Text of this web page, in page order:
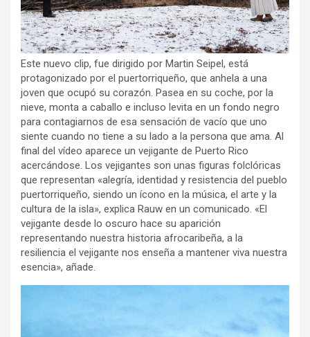
Este nuevo clip, fue dirigido por Martin Seipel, está
protagonizado por el puertorriqueño, que anhela a una
joven que ocupó su corazón. Pasea en su coche, por la
nieve, monta a caballo e incluso levita en un fondo negro
para contagiarnos de esa sensación de vacío que uno
siente cuando no tiene a su lado a la persona que ama. Al
final del vídeo aparece un vejigante de Puerto Rico
acercándose. Los vejigantes son unas figuras folclóricas
que representan «alegría, identidad y resistencia del pueblo
puertorriqueño, siendo un ícono en la música, el arte y la
cultura de la isla», explica Rauw en un comunicado. «El
vejigante desde lo oscuro hace su aparición
representando nuestra historia afrocaribeña, a la
resiliencia el vejigante nos enseña a mantener viva nuestra
esencia», añade.